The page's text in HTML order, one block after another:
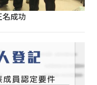
成功